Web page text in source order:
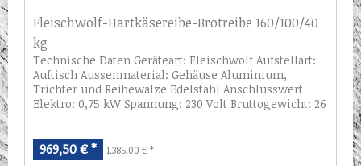
Fleischwolf-Hartkäsereibe-Brotreibe 160/100/40
kg
Technische Daten Geräteart: Fleischwolf Aufstellart:
Auftisch Aussenmaterial: Gehäuse Aluminium,
Trichter und Reibewalze Edelstahl Anschlusswert
Elektro: 0,75 kW Spannung: 230 Volt Bruttogewicht: 26
969,50 € * 1.385,00 € *